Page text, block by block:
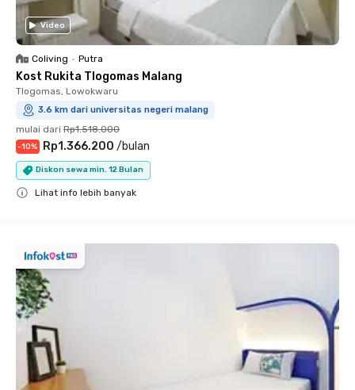
Video
Coliving • Putra
Kost Rukita Tlogomas Malang
Tlogomas, Lowokwaru
3.6 km dari universitas negeri malang
mulai dari Rp1.518.000
-10% Rp1.366.200 /bulan
Diskon sewa min. 12 Bulan
Lihat info lebih banyak